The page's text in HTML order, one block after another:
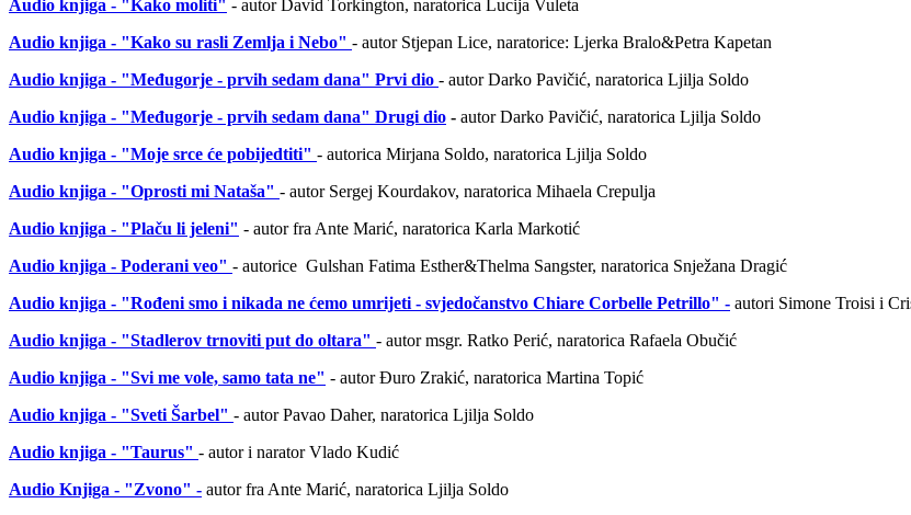
Audio knjiga - "Kako moliti" - autor David Torkington, naratorica Lucija Vuleta
Audio knjiga - "Kako su rasli Zemlja i Nebo" - autor Stjepan Lice, naratorice: Ljerka Bralo&Petra Kapetan
Audio knjiga - "Međugorje - prvih sedam dana" Prvi dio - autor Darko Pavičić, naratorica Ljilja Soldo
Audio knjiga - "Međugorje - prvih sedam dana" Drugi dio - autor Darko Pavičić, naratorica Ljilja Soldo
Audio knjiga - "Moje srce će pobijedtiti" - autorica Mirjana Soldo, naratorica Ljilja Soldo
Audio knjiga - "Oprosti mi Nataša" - autor Sergej Kourdakov, naratorica Mihaela Crepulja
Audio knjiga - "Plaču li jeleni" - autor fra Ante Marić, naratorica Karla Markotić
Audio knjiga - Poderani veo" - autorice Gulshan Fatima Esther&Thelma Sangster, naratorica Snježana Dragić
Audio knjiga - "Rođeni smo i nikada ne ćemo umrijeti - svjedočanstvo Chiare Corbelle Petrillo" - autori Simone Troisi i
Audio knjiga - "Stadlerov trnoviti put do oltara" - autor msgr. Ratko Perić, naratorica Rafaela Obučić
Audio knjiga - "Svi me vole, samo tata ne" - autor Đuro Zrakić, naratorica Martina Topić
Audio knjiga - "Sveti Šarbel" - autor Pavao Daher, naratorica Ljilja Soldo
Audio knjiga - "Taurus" - autor i narator Vlado Kudić
Audio Knjiga - "Zvono" - autor fra Ante Marić, naratorica Ljilja Soldo